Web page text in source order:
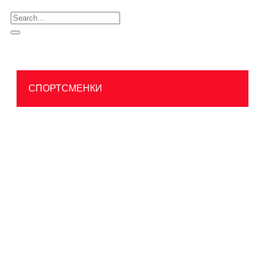
СПОРТСМЕНКИ